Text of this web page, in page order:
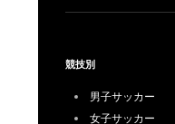
競技別
男子サッカー
女子サッカー